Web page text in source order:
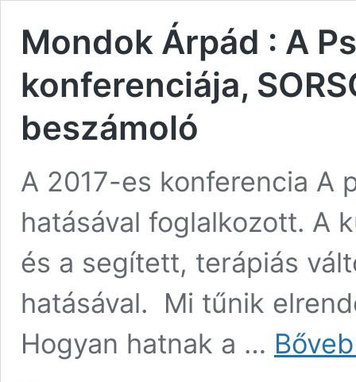
Mondok Árpád : A
konferenciája,
beszámoló
A 2017-es konferencia A
hatásával foglalkozott. A
és a segített, terápiás
hatásával. Mi tűnik
Hogyan hatnak a …